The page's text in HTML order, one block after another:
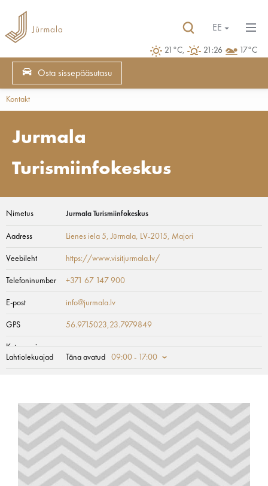
21°C, 21:26 17°C
EE
Osta sissepääsutasu
Kontakt
Jurmala
Turismiinfokeskus
Nimetus Jurmala Turismiinfokeskus
Aadress Lienes iela 5, Jūrmala, LV-2015, Majori
Veebileht https://www.visitjurmala.lv/
Telefoninumber +371 67 147 900
E-post info@jurmala.lv
GPS 56.9715023,23.7979849
Kategooria
Lahtiolekuajad
Täna avatud 09:00 - 17:00